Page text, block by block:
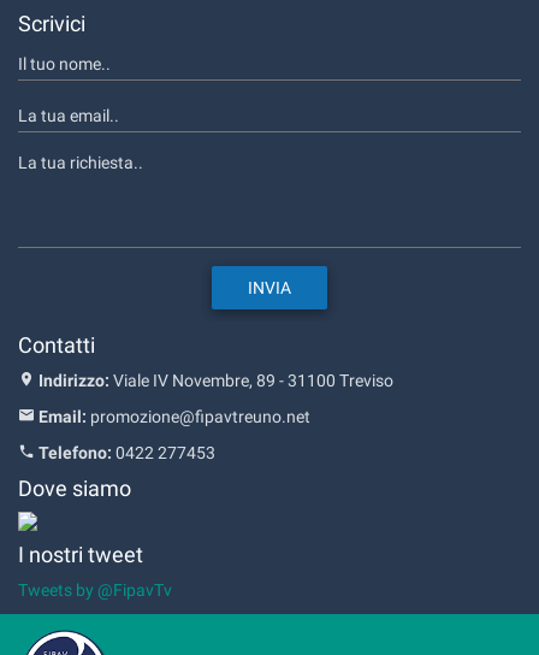
Scrivici
Contatti
Indirizzo: Viale IV Novembre, 89 - 31100 Treviso
Email: promozione@fipavtreuno.net
Telefono: 0422 277453
Dove siamo
I nostri tweet
Tweets by @FipavTv